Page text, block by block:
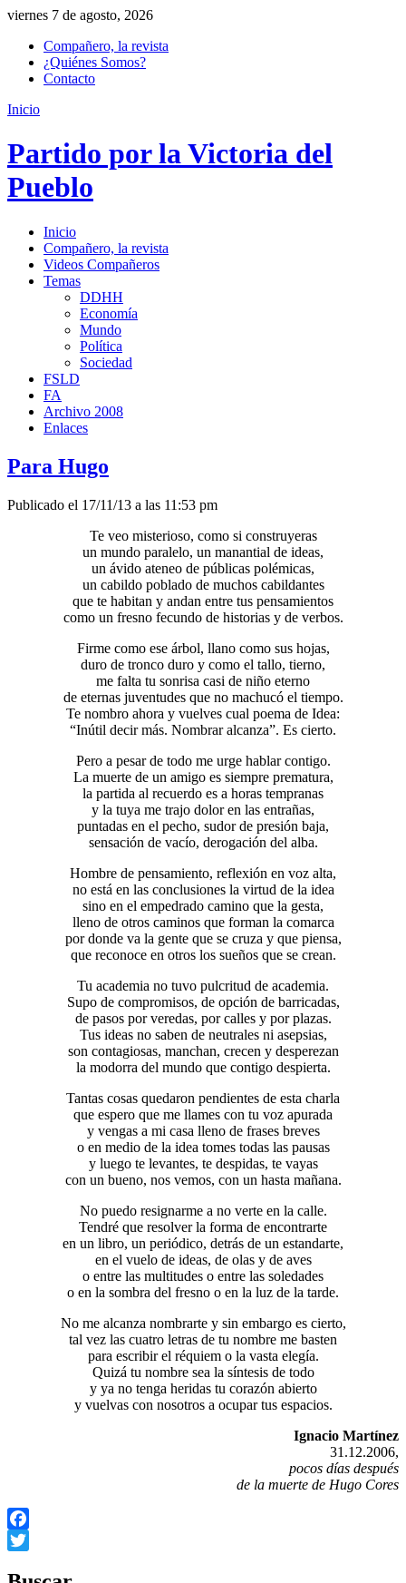
viernes 7 de agosto, 2026
Compañero, la revista
¿Quiénes Somos?
Contacto
Inicio
Partido por la Victoria del
Pueblo
Inicio
Compañero, la revista
Videos Compañeros
Temas
DDHH
Economía
Mundo
Política
Sociedad
FSLD
FA
Archivo 2008
Enlaces
Para Hugo
Publicado el 17/11/13 a las 11:53 pm
Te veo misterioso, como si construyeras
un mundo paralelo, un manantial de ideas,
un ávido ateneo de públicas polémicas,
un cabildo poblado de muchos cabildantes
que te habitan y andan entre tus pensamientos
como un fresno fecundo de historias y de verbos.
Firme como ese árbol, llano como sus hojas,
duro de tronco duro y como el tallo, tierno,
me falta tu sonrisa casi de niño eterno
de eternas juventudes que no machucó el tiempo.
Te nombro ahora y vuelves cual poema de Idea:
“Inútil decir más. Nombrar alcanza”. Es cierto.
Pero a pesar de todo me urge hablar contigo.
La muerte de un amigo es siempre prematura,
la partida al recuerdo es a horas tempranas
y la tuya me trajo dolor en las entrañas,
puntadas en el pecho, sudor de presión baja,
sensación de vacío, derogación del alba.
Hombre de pensamiento, reflexión en voz alta,
no está en las conclusiones la virtud de la idea
sino en el empedrado camino que la gesta,
lleno de otros caminos que forman la comarca
por donde va la gente que se cruza y que piensa,
que reconoce en otros los sueños que se crean.
Tu academia no tuvo pulcritud de academia.
Supo de compromisos, de opción de barricadas,
de pasos por veredas, por calles y por plazas.
Tus ideas no saben de neutrales ni asepsias,
son contagiosas, manchan, crecen y desperezan
la modorra del mundo que contigo despierta.
Tantas cosas quedaron pendientes de esta charla
que espero que me llames con tu voz apurada
y vengas a mi casa lleno de frases breves
o en medio de la idea tomes todas las pausas
y luego te levantes, te despidas, te vayas
con un bueno, nos vemos, con un hasta mañana.
No puedo resignarme a no verte en la calle.
Tendré que resolver la forma de encontrarte
en un libro, un periódico, detrás de un estandarte,
en el vuelo de ideas, de olas y de aves
o entre las multitudes o entre las soledades
o en la sombra del fresno o en la luz de la tarde.
No me alcanza nombrarte y sin embargo es cierto,
tal vez las cuatro letras de tu nombre me basten
para escribir el réquiem o la vasta elegía.
Quizá tu nombre sea la síntesis de todo
y ya no tenga heridas tu corazón abierto
y vuelvas con nosotros a ocupar tus espacios.
Ignacio Martínez
31.12.2006,
pocos días después
de la muerte de Hugo Cores
Facebook